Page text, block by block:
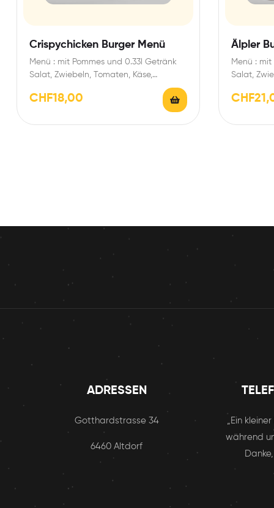
Crispychicken Burger Menü
Menü : mit Pommes und 0.33l Getränk
Salat, Zwiebeln, Tomaten, Käse,
Essiggurken und gewünschte Sauce
CHF18,00
Älpler
Menü :
Salat,
Speck,
CHF
ADRESSEN
Gotthardstrasse 34
6460 Altdorf
„Ein
während